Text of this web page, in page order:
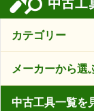
カテゴリー
メーカーから選
中古工具一覧を